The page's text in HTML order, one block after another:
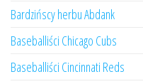
Bardzińscy herbu Abdank
Baseballiści Chicago Cubs
Baseballiści Cincinnati Reds